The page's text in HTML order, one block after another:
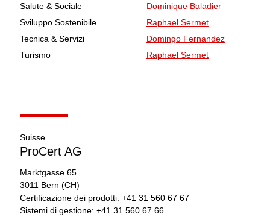
Salute & Sociale
Dominique Baladier
Sviluppo Sostenibile
Raphael Sermet
Tecnica & Servizi
Domingo Fernandez
Turismo
Raphael Sermet
Suisse
ProCert AG
Marktgasse 65
3011 Bern (CH)
Certificazione dei prodotti: +41 31 560 67 67
Sistemi di gestione: +41 31 560 67 66